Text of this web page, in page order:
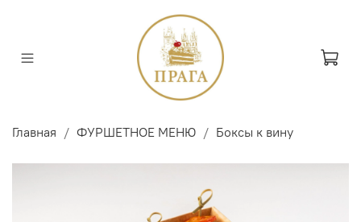
Главная ФУРШЕТНОЕ МЕНЮ Боксы к вину